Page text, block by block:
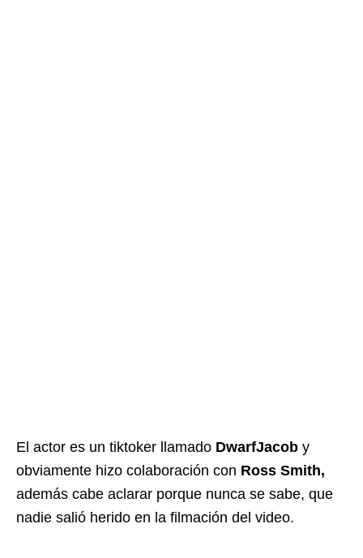
El actor es un tiktoker llamado DwarfJacob y
obviamente hizo colaboración con Ross Smith,
además cabe aclarar porque nunca se sabe, que
nadie salió herido en la filmación del video.